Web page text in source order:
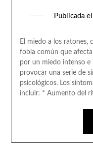
Publicada el
El miedo a los ratones,
fobia común que afecta
por un miedo intenso e
provocar una serie de
psicológicos. Los
incluir: * Aumento del